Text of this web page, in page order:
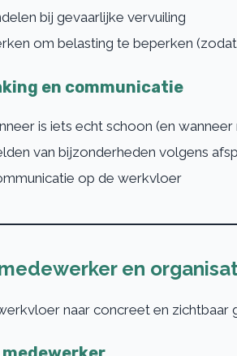
bij gevaarlijke vervuiling
om belasting te beperken (zodat
en communicatie
is iets echt schoon (en wanneer
van bijzonderheden volgens
op de werkvloer
en
naar concreet en